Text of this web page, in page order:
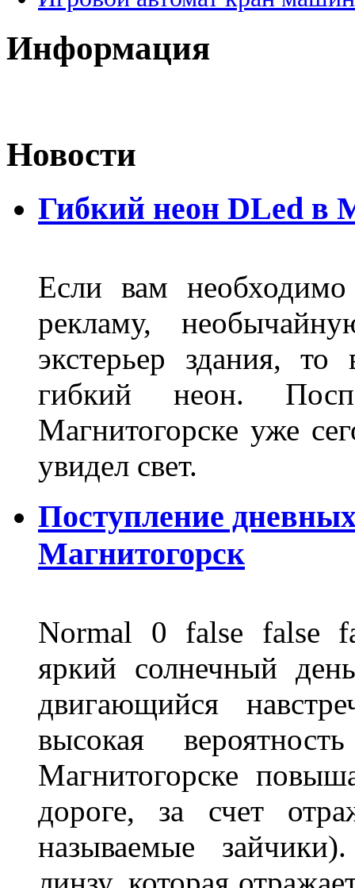
Информация
Новости
Гибкий неон DLed в
Если вам
рекламу,
экстерьер здания,
гибкий неон.
Магнитогорске уже
увидел свет.
Поступление
Магнитогорск
Normal 0 false false
яркий солнечный
двигающийся
высокая
Магнитогорске
дороге, за счет
называемые